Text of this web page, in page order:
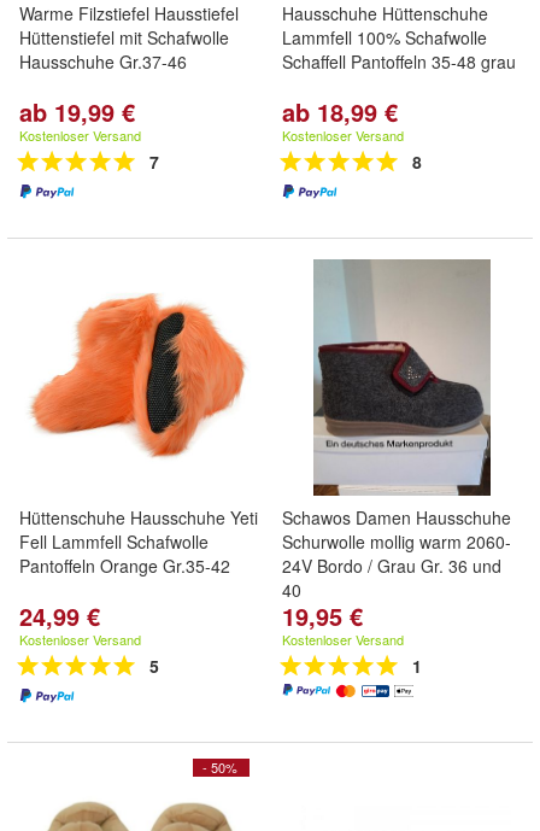
Warme Filzstiefel Hausstiefel
Hüttenstiefel mit Schafwolle
Hausschuhe Gr.37-46
ab 19,99 €
Kostenloser Versand
7
Hausschuhe Hüttenschuhe
Lammfell 100% Schafwolle
Schaffell Pantoffeln 35-48 grau
ab 18,99 €
Kostenloser Versand
8
Hüttenschuhe Hausschuhe Yeti
Fell Lammfell Schafwolle
Pantoffeln Orange Gr.35-42
24,99 €
Kostenloser Versand
5
Schawos Damen Hausschuhe
Schurwolle mollig warm 2060-
24V Bordo / Grau Gr. 36 und
40
19,95 €
Kostenloser Versand
1
- 50%